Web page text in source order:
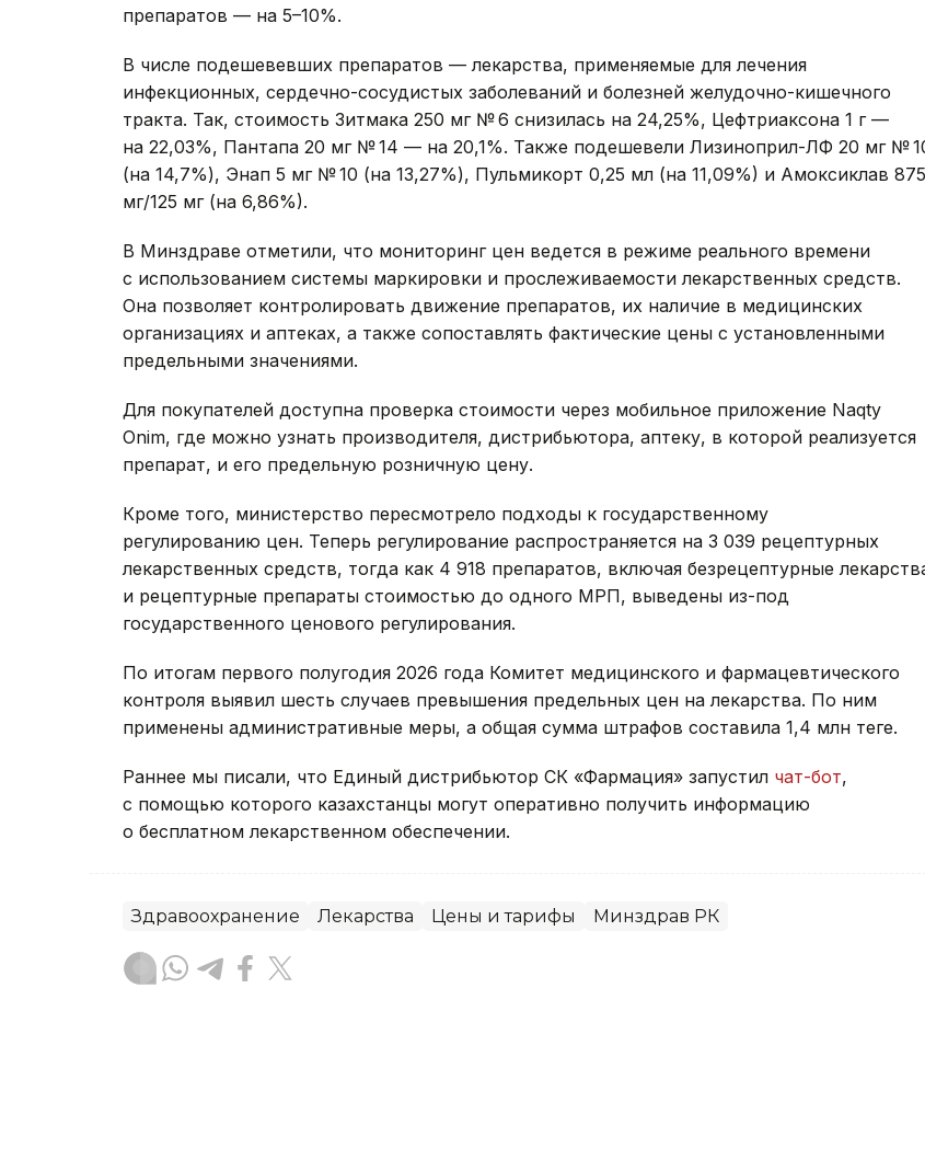
препаратов — на 5–10%.
В числе подешевевших препаратов — лекарства, применяемые для лечения
инфекционных, сердечно-сосудистых заболеваний и болезней желудочно-кишечного
тракта. Так, стоимость Зитмака 250 мг № 6 снизилась на 24,25%, Цефтриаксона 1 г —
на 22,03%, Пантапа 20 мг № 14 — на 20,1%. Также подешевели Лизиноприл-ЛФ 20 мг №
(на 14,7%), Энап 5 мг № 10 (на 13,27%), Пульмикорт 0,25 мл (на 11,09%) и Амоксиклав 875
мг/125 мг (на 6,86%).
В Минздраве отметили, что мониторинг цен ведется в режиме реального времени
с использованием системы маркировки и прослеживаемости лекарственных средств.
Она позволяет контролировать движение препаратов, их наличие в медицинских
организациях и аптеках, а также сопоставлять фактические цены с установленными
предельными значениями.
Для покупателей доступна проверка стоимости через мобильное приложение Naqty
Onim, где можно узнать производителя, дистрибьютора, аптеку, в которой реализуется
препарат, и его предельную розничную цену.
Кроме того, министерство пересмотрело подходы к государственному
регулированию цен. Теперь регулирование распространяется на 3 039 рецептурных
лекарственных средств, тогда как 4 918 препаратов, включая безрецептурные
и рецептурные препараты стоимостью до одного МРП, выведены из-под
государственного ценового регулирования.
По итогам первого полугодия 2026 года Комитет медицинского и фармацевтического
контроля выявил шесть случаев превышения предельных цен на лекарства. По ним
применены административные меры, а общая сумма штрафов составила 1,4 млн теңге.
Раннее мы писали, что Единый дистрибьютор СК «Фармация» запустил чат-бот,
с помощью которого казахстанцы могут оперативно получить информацию
о бесплатном лекарственном обеспечении.
Здравоохранение Лекарства Цены и тарифы Минздрав РК